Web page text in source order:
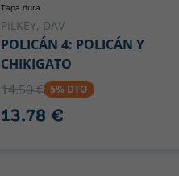
Tapa dura
PILKEY, DAV
POLICÁN 4: POLICÁN Y
CHIKIGATO
14.50 € 5% DTO
13.78 €